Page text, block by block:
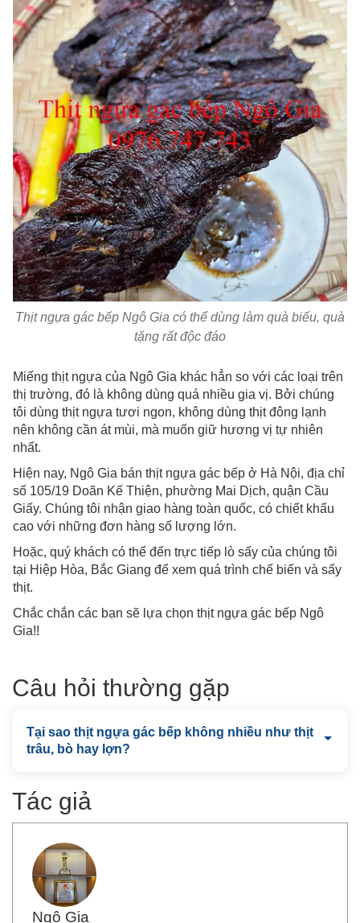
Thịt ngựa gác bếp Ngô Gia có thể dùng làm quà biếu, quà
tặng rất độc đáo
Miếng thịt ngựa của Ngô Gia khác hẳn so với các loại trên
thị trường, đó là không dùng quá nhiều gia vị. Bởi chúng
tôi dùng thịt ngựa tươi ngon, không dùng thịt đông lạnh
nên không cần át mùi, mà muốn giữ hương vị tự nhiên
nhất.
Hiện nay, Ngô Gia bán thịt ngựa gác bếp ở Hà Nội, địa chỉ
số 105/19 Doãn Kế Thiện, phường Mai Dịch, quận Cầu
Giấy. Chúng tôi nhận giao hàng toàn quốc, có chiết khấu
cao với những đơn hàng số lượng lớn.
Hoặc, quý khách có thể đến trực tiếp lò sấy của chúng tôi
tại Hiệp Hòa, Bắc Giang để xem quá trình chế biến và sấy
thịt.
Chắc chắn các bạn sẽ lựa chọn thịt ngựa gác bếp Ngô
Gia!!
Câu hỏi thường gặp
Tại sao thịt ngựa gác bếp không nhiều như thịt
trâu, bò hay lợn?
Tác giả
Ngô Gia